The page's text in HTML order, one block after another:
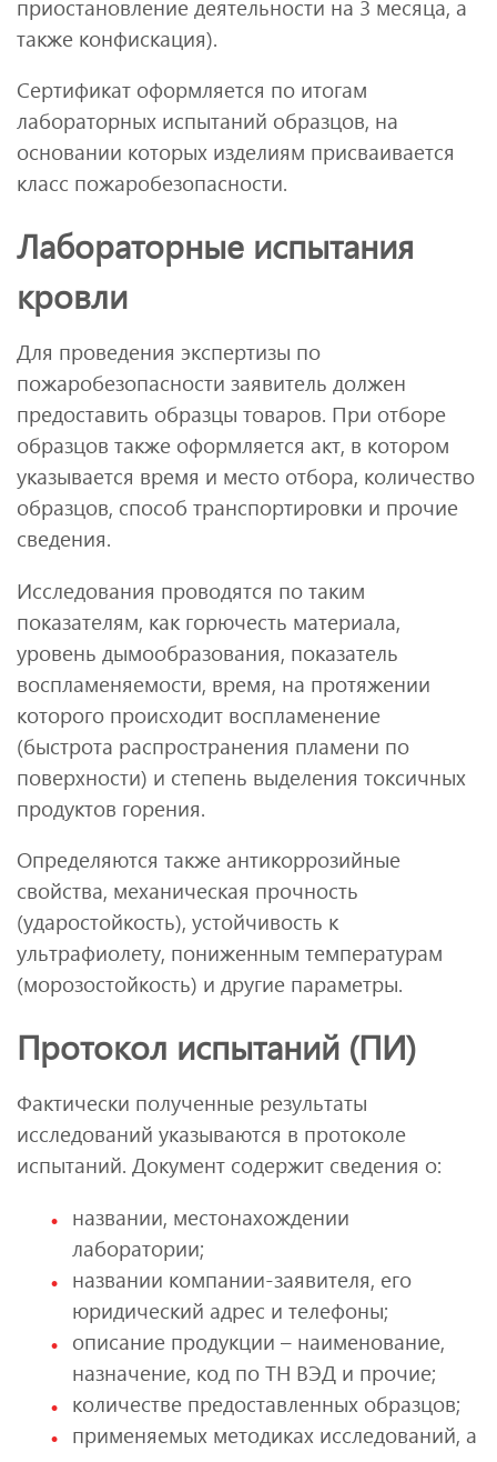
приостановление деятельности на 3 месяца, а
также конфискация).
Сертификат оформляется по итогам
лабораторных испытаний образцов, на
основании которых изделиям присваивается
класс пожаробезопасности.
Лабораторные испытания
кровли
Для проведения экспертизы по
пожаробезопасности заявитель должен
предоставить образцы товаров. При отборе
образцов также оформляется акт, в котором
указывается время и место отбора, количество
образцов, способ транспортировки и прочие
сведения.
Исследования проводятся по таким
показателям, как горючесть материала,
уровень дымообразования, показатель
воспламеняемости, время, на протяжении
которого происходит воспламенение
(быстрота распространения пламени по
поверхности) и степень выделения токсичных
продуктов горения.
Определяются также антикоррозийные
свойства, механическая прочность
(ударостойкость), устойчивость к
ультрафиолету, пониженным температурам
(морозостойкость) и другие параметры.
Протокол испытаний (ПИ)
Фактически полученные результаты
исследований указываются в протоколе
испытаний. Документ содержит сведения о:
названии, местонахождении
лаборатории;
названии компании-заявителя, его
юридический адрес и телефоны;
описание продукции – наименование,
назначение, код по ТН ВЭД и прочие;
количестве предоставленных образцов;
применяемых методиках исследований, а